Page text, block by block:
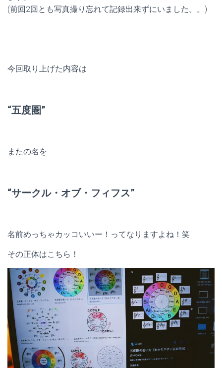
(前回2回とも写真撮り忘れて記録出来ずにいました。。)
今回取り上げた内容は
“五度圏”
またの名を
“サークル・オブ・フィフス”
名前めっちゃカッコいいー！ってなりますよね！笑
その正体はこちら！